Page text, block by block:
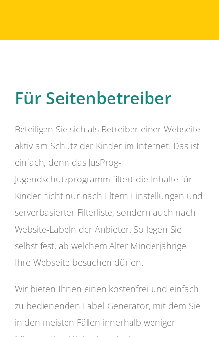
Für Seitenbetreiber
Beteiligen Sie sich als Betreiber einer Webseite
aktiv am Schutz der Kinder im Internet. Das ist
einfach, denn das JusProg-
Jugendschutzprogramm filtert die Inhalte für
Kinder nicht nur nach Eltern-Einstellungen und
serverbasierter Filterliste, sondern auch nach
Website-Labeln der Anbieter. So legen Sie
selbst fest, ab welchem Alter Minderjährige
Ihre Webseite besuchen dürfen.
Wir bieten Ihnen einen kostenfrei und einfach
zu bedienenden Label-Generator, mit dem Sie
in den meisten Fällen innerhalb weniger